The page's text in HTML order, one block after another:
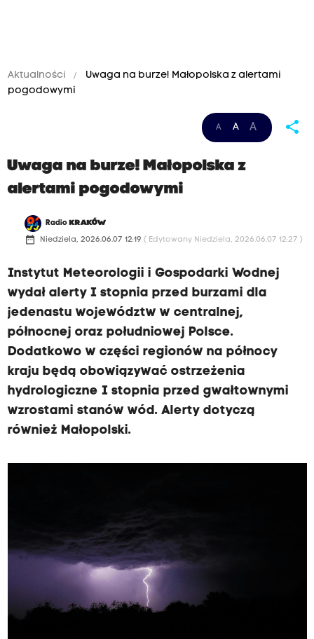
Aktualności
Uwaga na burze! Małopolska z alertami
pogodowymi
A A A share
Uwaga na burze! Małopolska z
alertami pogodowymi
Radio KRAKÓW
date_range Niedziela, 2026.06.07 12:19 ( Edytowany Niedziela, 2026.06.07 12:27 )
Instytut Meteorologii i Gospodarki Wodnej
wydał alerty I stopnia przed burzami dla
jedenastu województw w centralnej,
północnej oraz południowej Polsce.
Dodatkowo w części regionów na północy
kraju będą obowiązywać ostrzeżenia
hydrologiczne I stopnia przed gwałtownymi
wzrostami stanów wód. Alerty dotyczą
również Małopolski.